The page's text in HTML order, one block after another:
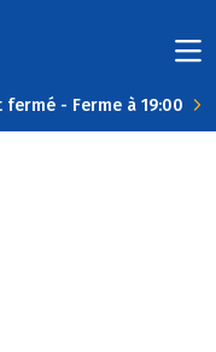
fermé - Ferme à 19:00